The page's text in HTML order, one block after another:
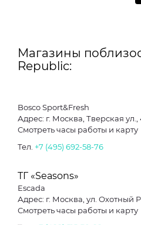
Магазины
Republic:
Bosco Sport&Fresh
Адрес: г. Москва, Тверская ул.,
Смотреть часы работы и карту
Тел. +7 (495) 692-58-76
ТГ «Seasons»
Escada
Адрес: г. Москва, ул. Охотный
Смотреть часы работы и карту